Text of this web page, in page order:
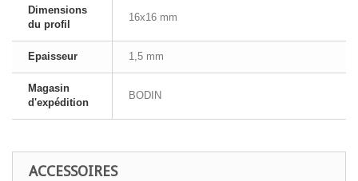
Dimensions
du profil
16x16 mm
Epaisseur 1,5 mm
Magasin
d'expédition
BODIN
ACCESSOIRES